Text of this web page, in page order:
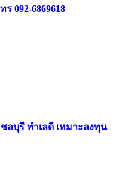
092-6869618
ลบุรี ทำเลดี เหมาะลงทุน